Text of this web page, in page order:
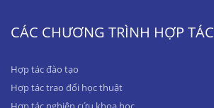
CÁC CHƯƠNG TRÌNH HỢP TÁC
Hợp tác đào tạo
Hợp tác trao đổi học thuật